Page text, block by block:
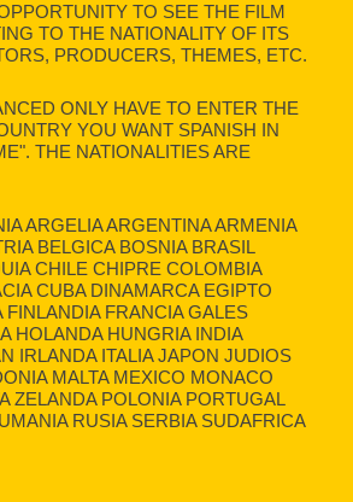
TO SEE THE FILM
TO THE NATIONALITY OF ITS
PRODUCERS, THEMES, ETC.
ONLY HAVE TO ENTER THE
YOU WANT SPANISH IN
THE NATIONALITIES ARE
ARGELIA ARGENTINA ARMENIA
BELGICA BOSNIA BRASIL
CHILE CHIPRE COLOMBIA
CUBA DINAMARCA EGIPTO
FINLANDIA FRANCIA GALES
HOLANDA HUNGRIA INDIA
IRLANDA ITALIA JAPON JUDIOS
MALTA MEXICO MONACO
ZELANDA POLONIA PORTUGAL
RUSIA SERBIA SUDAFRICA